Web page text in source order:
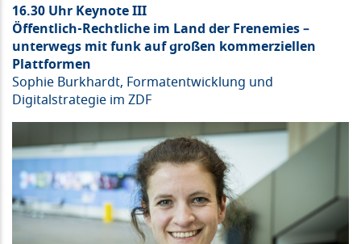
16.30 Uhr Keynote III
Öffentlich-Rechtliche im Land der Frenemies –
unterwegs mit funk auf großen kommerziellen
Plattformen
Sophie Burkhardt, Formatentwicklung und
Digitalstrategie im ZDF